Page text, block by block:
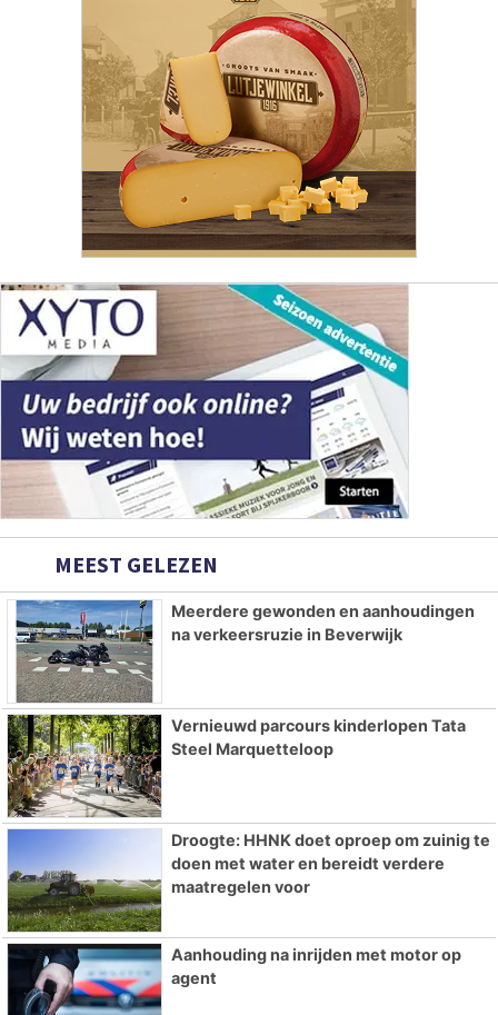
MEEST GELEZEN
Meerdere gewonden en aanhoudingen
na verkeersruzie in Beverwijk
Vernieuwd parcours kinderlopen Tata
Steel Marquetteloop
Droogte: HHNK doet oproep om zuinig te
doen met water en bereidt verdere
maatregelen voor
Aanhouding na inrijden met motor op
agent